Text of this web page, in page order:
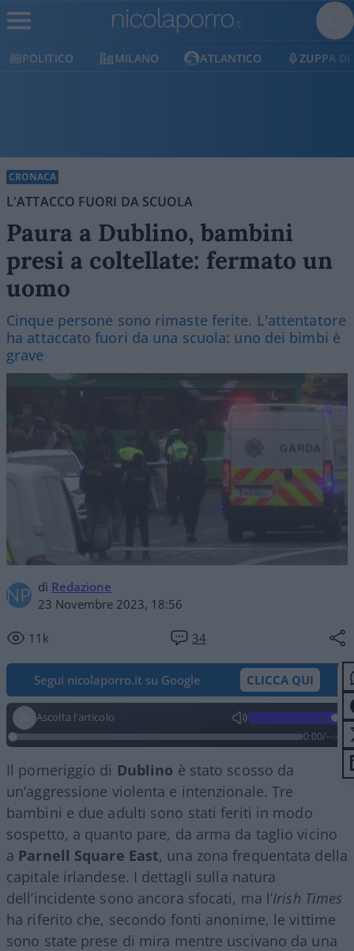
MILANO ATLANTICO ZUPPA DI
CRONACA
L'ATTACCO FUORI DA SCUOLA
Paura a Dublino, bambini
presi a coltellate: fermato un
uomo
Cinque persone sono rimaste ferite. L'attentatore
ha attaccato fuori da una scuola: uno dei bimbi è
grave
di Redazione
23 Novembre 2023, 18:56
11k 34
Segui nicolaporro.it su Google CLICCA QUI
Ascolta l'articolo
0:00/--:--
Il pomeriggio di Dublino è stato scosso da
un’aggressione violenta e intenzionale. Tre
bambini e due adulti sono stati feriti in modo
sospetto, a quanto pare, da arma da taglio vicino
a Parnell Square East, una zona frequentata della
capitale irlandese. I dettagli sulla natura
dell’incidente sono ancora sfocati, ma l’Irish Times
ha riferito che, secondo fonti anonime, le vittime
sono state prese di mira mentre uscivano da una